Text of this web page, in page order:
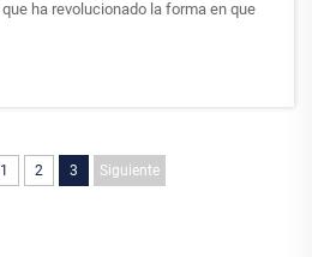
ha revolucionado la forma en que
en aplicaciones residenciales,
configuración de voltaje logra un
1 2 3 Siguiente